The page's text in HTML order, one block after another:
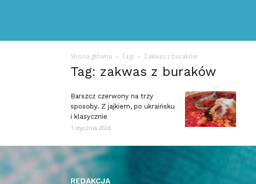
Strona główna Tagi Zakwas z buraków
Tag: zakwas z buraków
Barszcz czerwony na trzy
sposoby. Z jajkiem, po ukraińsku
i klasycznie
1 stycznia 2026
REDAKCJA